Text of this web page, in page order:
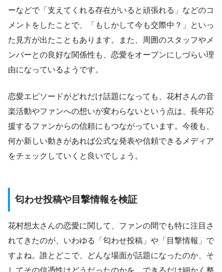
ーなどで「支えてくれる存在がいると頑張れる」などのコ
メントをしたことで、「もしかして今も交際中？」といっ
た見方が出たこともあります。また、周囲のスタッフやメ
ンバーとの良好な関係性も、恋愛をオープンにしづらい理
由になっているようです。
恋愛エピソードがどれだけ話題になっても、花村さんの音
楽活動やファンへの想いが変わらないという点は、長年応
援するファンからの信頼にもつながっています。今後も、
何か新しい動きがあれば公式な発表や信頼できるメディア
をチェックしていくと良いでしょう。
匂わせ投稿や目撃情報を検証
花村想太さんの恋愛に関して、ファンの間でも特に注目さ
れてきたのが、いわゆる「匂わせ投稿」や「目撃情報」で
すよね。誰とどこで、どんな場面が話題になったのか、そ
してその信憑性はどうだったのかを、できるだけ細かく整